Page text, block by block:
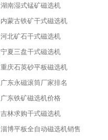
湖南湿式锰矿磁选机
内蒙古铁矿干式磁选机
河北矿石干式磁选机
宁夏三盘干式磁选机
重庆石英砂平板磁选机
广东永磁滚筒厂家排名
广东铁矿磁选机价格
吉林求购干式磁选机
淄博平板全自动磁选机销售